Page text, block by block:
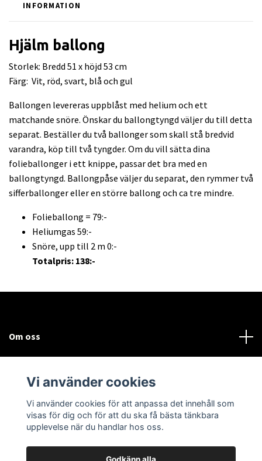
INFORMATION
Hjälm ballong
Storlek: Bredd 51 x höjd 53 cm
Färg: Vit, röd, svart, blå och gul
Ballongen levereras uppblåst med helium och ett
matchande snöre. Önskar du ballongtyngd väljer du till detta
separat. Beställer du två ballonger som skall stå bredvid
varandra, köp till två tyngder. Om du vill sätta dina
folieballonger i ett knippe, passar det bra med en
ballongtyngd. Ballongpåse väljer du separat, den rymmer två
sifferballonger eller en större ballong och ca tre mindre.
Folieballong = 79:-
Heliumgas 59:-
Snöre, upp till 2 m 0:-
Totalpris: 138:-
Om oss
Sociala medier
Vi använder cookies
Vi använder cookies för att anpassa det innehåll som
visas för dig och för att du ska få bästa tänkbara
upplevelse när du handlar hos oss.
Godkänn alla